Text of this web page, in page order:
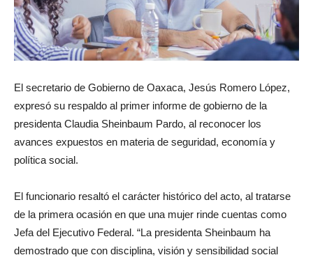
El secretario de Gobierno de Oaxaca, Jesús Romero López,
expresó su respaldo al primer informe de gobierno de la
presidenta Claudia Sheinbaum Pardo, al reconocer los
avances expuestos en materia de seguridad, economía y
política social.
El funcionario resaltó el carácter histórico del acto, al tratarse
de la primera ocasión en que una mujer rinde cuentas como
Jefa del Ejecutivo Federal. “La presidenta Sheinbaum ha
demostrado que con disciplina, visión y sensibilidad social